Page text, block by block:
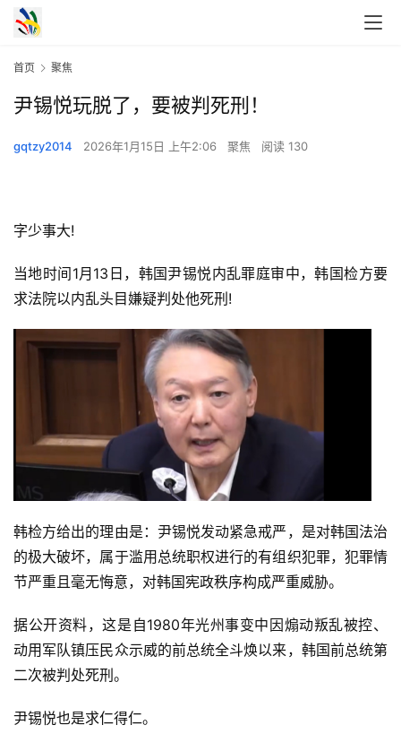
首页 聚焦
尹锡悦玩脱了，要被判死刑！
gqtzy2014 2026年1月15日 上午2:06 聚焦 阅读 130
字少事大!
当地时间1月13日，韩国尹锡悦内乱罪庭审中，韩国检方要
求法院以内乱头目嫌疑判处他死刑!
韩检方给出的理由是：尹锡悦发动紧急戒严，是对韩国法治
的极大破坏，属于滥用总统职权进行的有组织犯罪，犯罪情
节严重且毫无悔意，对韩国宪政秩序构成严重威胁。
据公开资料，这是自1980年光州事变中因煽动叛乱被控、
动用军队镇压民众示威的前总统全斗焕以来，韩国前总统第
二次被判处死刑。
尹锡悦也是求仁得仁。